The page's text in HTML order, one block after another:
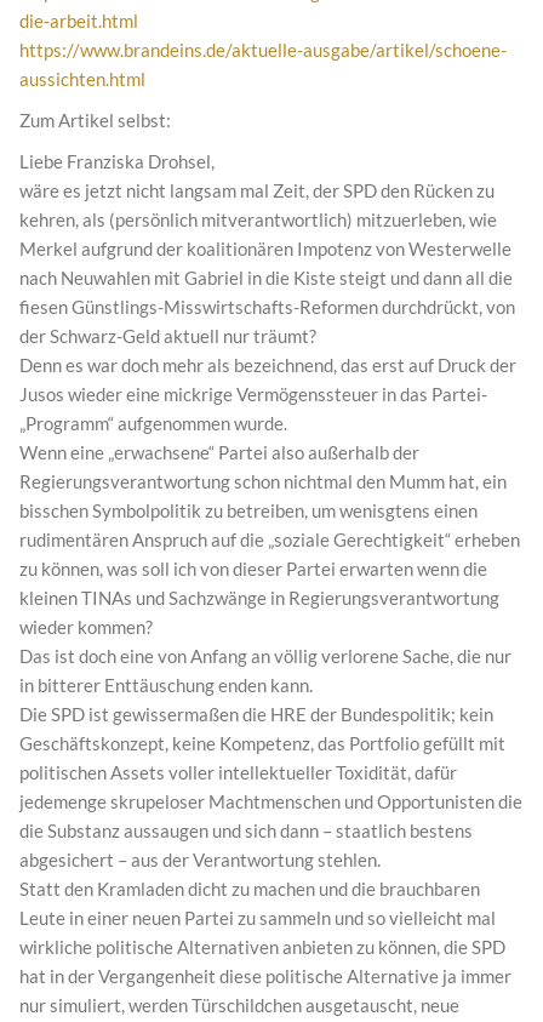
die-arbeit.html
https://www.brandeins.de/aktuelle-ausgabe/artikel/schoene-
aussichten.html
Zum Artikel selbst:
Liebe Franziska Drohsel,
wäre es jetzt nicht langsam mal Zeit, der SPD den Rücken zu
kehren, als (persönlich mitverantwortlich) mitzuerleben, wie
Merkel aufgrund der koalitionären Impotenz von Westerwelle
nach Neuwahlen mit Gabriel in die Kiste steigt und dann all die
fiesen Günstlings-Misswirtschafts-Reformen durchdrückt, von
der Schwarz-Geld aktuell nur träumt?
Denn es war doch mehr als bezeichnend, das erst auf Druck der
Jusos wieder eine mickrige Vermögenssteuer in das Partei-
„Programm“ aufgenommen wurde.
Wenn eine „erwachsene“ Partei also außerhalb der
Regierungsverantwortung schon nichtmal den Mumm hat, ein
bisschen Symbolpolitik zu betreiben, um wenisgtens einen
rudimentären Anspruch auf die „soziale Gerechtigkeit“ erheben
zu können, was soll ich von dieser Partei erwarten wenn die
kleinen TINAs und Sachzwänge in Regierungsverantwortung
wieder kommen?
Das ist doch eine von Anfang an völlig verlorene Sache, die nur
in bitterer Enttäuschung enden kann.
Die SPD ist gewissermaßen die HRE der Bundespolitik; kein
Geschäftskonzept, keine Kompetenz, das Portfolio gefüllt mit
politischen Assets voller intellektueller Toxidität, dafür
jedemenge skrupeloser Machtmenschen und Opportunisten die
die Substanz aussaugen und sich dann – staatlich bestens
abgesichert – aus der Verantwortung stehlen.
Statt den Kramladen dicht zu machen und die brauchbaren
Leute in einer neuen Partei zu sammeln und so vielleicht mal
wirkliche politische Alternativen anbieten zu können, die SPD
hat in der Vergangenheit diese politische Alternative ja immer
nur simuliert, werden Türschildchen ausgetauscht, neue